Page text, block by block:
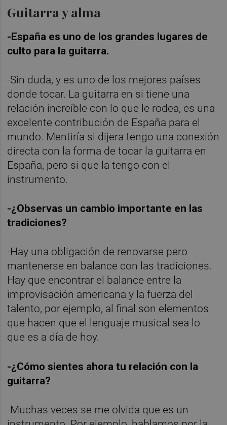
Guitarra y alma
-España es uno de los grandes lugares de
culto para la guitarra.
-Sin duda, y es uno de los mejores países
donde tocar. La guitarra en si tiene una
relación increíble con lo que le rodea, es una
excelente contribución de España para el
mundo. Mentiría si dijera tengo una conexión
directa con la forma de tocar la guitarra en
España, pero si que la tengo con el
instrumento.
-¿Observas un cambio importante en las
tradiciones?
-Hay una obligación de renovarse pero
mantenerse en balance con las tradiciones.
Hay que encontrar el balance entre la
improvisación americana y la fuerza del
talento, por ejemplo, al final son elementos
que hacen que el lenguaje musical sea lo
que es a día de hoy.
-¿Cómo sientes ahora tu relación con la
guitarra?
-Muchas veces se me olvida que es un